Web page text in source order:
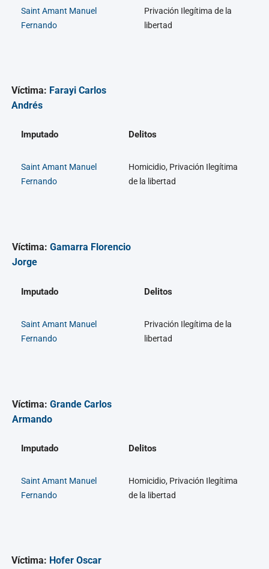
Saint Amant Manuel
Fernando
Privación Ilegítima de la
libertad
Víctima: Farayi Carlos
Andrés
Imputado Delitos
Saint Amant Manuel
Fernando
Homicidio, Privación Ilegítima
de la libertad
Víctima: Gamarra Florencio
Jorge
Imputado Delitos
Saint Amant Manuel
Fernando
Privación Ilegítima de la
libertad
Víctima: Grande Carlos
Armando
Imputado Delitos
Saint Amant Manuel
Fernando
Homicidio, Privación Ilegítima
de la libertad
Víctima: Hofer Oscar